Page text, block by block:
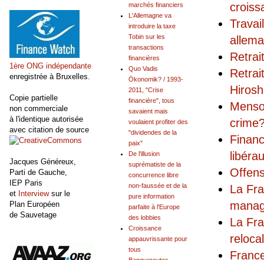
La
La
marchés financiers
L'Allemagne va
introduire la taxe
Tobin sur les
transactions
financières
Quo Vadis
Ökonomik? / 1993-
2011, "Crise
financière", tous
savaient mais
voulaient profiter des
"dividendes de la
paix"
De l'illusion
suprématiste de la
concurrence libre
non-faussée et de la
pure information
parfaite à l'Europe
des lobbies
Croissance
appauvrissante pour
tous
1ère ONG indépendante
enregistrée à Bruxelles.
Copie partielle
non commerciale
à l'identique autorisée
avec citation de source
Jacques Généreux,
Parti de Gauche,
IEP Paris
et Interviewsur le
Plan Européen
de Sauvetage